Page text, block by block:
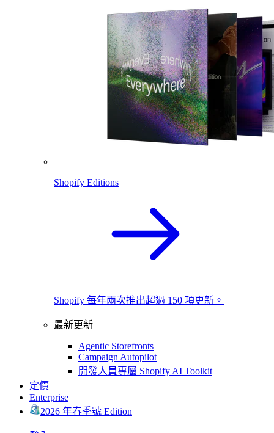
Shopify Editions
Shopify 每年兩次推出超過 150 項更新。
最新更新
Agentic Storefronts
Campaign Autopilot
開發人員專屬 Shopify AI Toolkit
定價
Enterprise
2026 年春季號 Edition